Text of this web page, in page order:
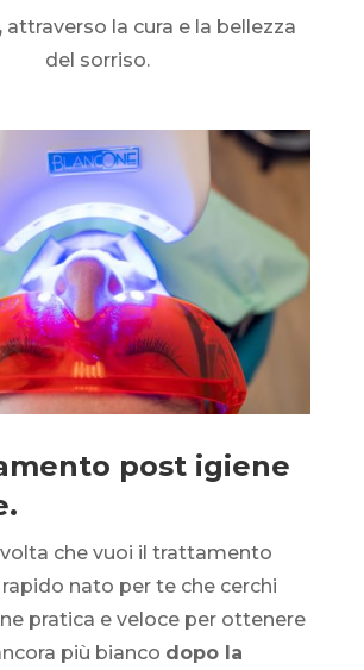
attraverso la cura e la bellezza
del sorriso.
post igiene
che vuoi il trattamento
nato per te che cerchi
pratica e veloce per ottenere
più bianco dopo la